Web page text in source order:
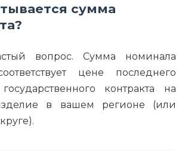
сумма
вопрос. Сумма номинала
цене последнего
контракта на
в вашем регионе (или